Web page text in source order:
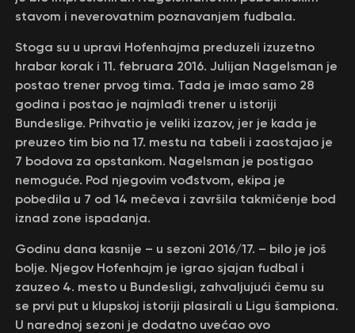
stavom i neverovatnim poznavanjem fudbala.
Stoga su u upravi Hofenhajma preduzeli izuzetno
hrabar korak i 11. februara 2016. Julijan Nagelsman je
postao trener prvog tima. Tada je imao samo 28
godina i postao je najmlađi trener u istoriji
Bundeslige. Prihvatio je veliki izazov, jer je kada je
preuzeo tim bio na 17. mestu na tabeli i zaostajao je
7 bodova za opstankom. Nagelsman je postigao
nemoguće. Pod njegovim vođstvom, ekipa je
pobedila u 7 od 14 mečeva i završila takmičenje bod
iznad zone ispadanja.
Godinu dana kasnije – u sezoni 2016/17. – bilo je još
bolje. Njegov Hofenhajm je igrao sjajan fudbal i
zauzeo 4. mesto u Bundesligi, zahvaljujući čemu su
se prvi put u klupskoj istoriji plasirali u Ligu šampiona.
U narednoj sezoni je dodatno uvećao ovo